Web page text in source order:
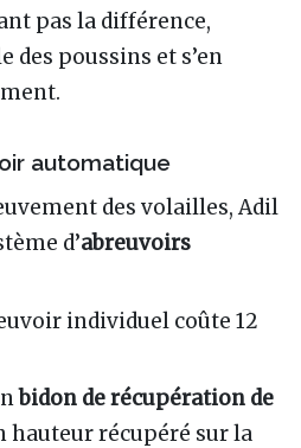
pas la différence,
des poussins et s’en
automatique
des volailles, Adil
d’abreuvoirs
individuel coûte 12
bidon de récupération de
hauteur récupéré sur la